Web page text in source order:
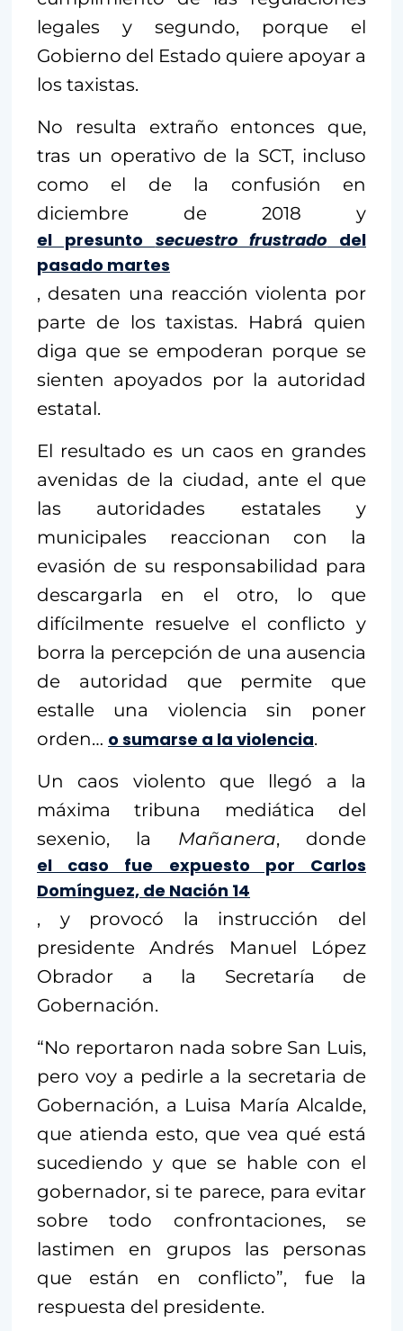
legales y segundo, porque el
Gobierno del Estado quiere apoyar a
los taxistas.
No resulta extraño entonces que,
tras un operativo de la SCT, incluso
como el de la confusión en
diciembre de 2018 y
el presunto secuestro frustrado del
pasado martes
, desaten una reacción violenta por
parte de los taxistas. Habrá quien
diga que se empoderan porque se
sienten apoyados por la autoridad
estatal.
El resultado es un caos en grandes
avenidas de la ciudad, ante el que
las autoridades estatales y
municipales reaccionan con la
evasión de su responsabilidad para
descargarla en el otro, lo que
difícilmente resuelve el conflicto y
borra la percepción de una ausencia
de autoridad que permite que
estalle una violencia sin poner
orden… o sumarse a la violencia.
Un caos violento que llegó a la
máxima tribuna mediática del
sexenio, la Mañanera, donde
el caso fue expuesto por Carlos
Domínguez, de Nación 14
, y provocó la instrucción del
presidente Andrés Manuel López
Obrador a la Secretaría de
Gobernación.
“No reportaron nada sobre San Luis,
pero voy a pedirle a la secretaria de
Gobernación, a Luisa María Alcalde,
que atienda esto, que vea qué está
sucediendo y que se hable con el
gobernador, si te parece, para evitar
sobre todo confrontaciones, se
lastimen en grupos las personas
que están en conflicto”, fue la
respuesta del presidente.